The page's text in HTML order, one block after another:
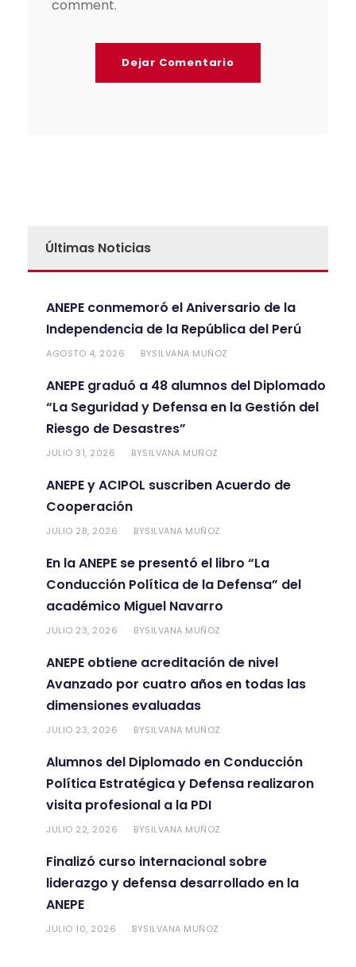
comment.
Últimas Noticias
ANEPE conmemoró el Aniversario de la
Independencia de la República del Perú
AGOSTO 4, 2026 BYSILVANA MUÑOZ
ANEPE graduó a 48 alumnos del Diplomado
“La Seguridad y Defensa en la Gestión del
Riesgo de Desastres”
JULIO 31, 2026 BYSILVANA MUÑOZ
ANEPE y ACIPOL suscriben Acuerdo de
Cooperación
JULIO 28, 2026 BYSILVANA MUÑOZ
En la ANEPE se presentó el libro “La
Conducción Política de la Defensa” del
académico Miguel Navarro
JULIO 23, 2026 BYSILVANA MUÑOZ
ANEPE obtiene acreditación de nivel
Avanzado por cuatro años en todas las
dimensiones evaluadas
JULIO 23, 2026 BYSILVANA MUÑOZ
Alumnos del Diplomado en Conducción
Política Estratégica y Defensa realizaron
visita profesional a la PDI
JULIO 22, 2026 BYSILVANA MUÑOZ
Finalizó curso internacional sobre
liderazgo y defensa desarrollado en la
ANEPE
JULIO 10, 2026 BYSILVANA MUÑOZ